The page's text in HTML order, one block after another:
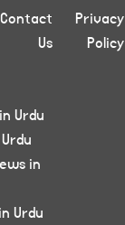
Privacy
Policy
Contact
Us
Urdu
in
Urdu